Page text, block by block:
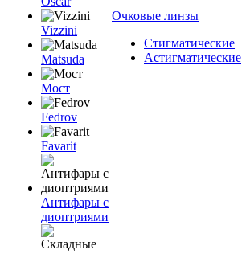
Vizzini
Matsuda
Мост
Fedrov
Favarit
Антифары с
диоптриями
Очковые линзы
Стигматические
Астигматические